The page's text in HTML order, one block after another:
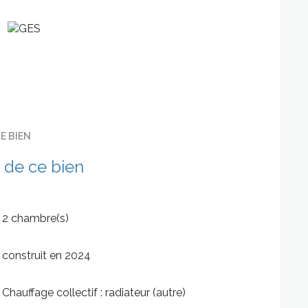
aux normes PMR, d'une salle d'eau, un wc
BIEN
ce bien
2 chambre(s)
construit en 2024
Chauffage collectif : radiateur (autre)